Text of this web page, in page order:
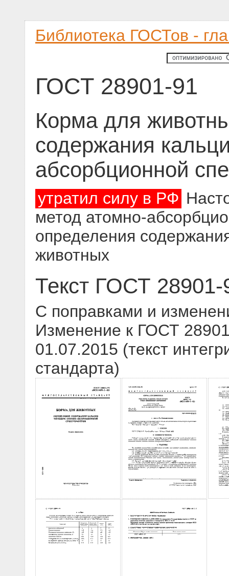
Библиотека ГОСТов -
ГОСТ 28901-91
Корма для
содержания
абсорбционной
утратил силу в РФ
метод атомно-
определения
животных
Текст ГОСТ 28901-
С поправками и
Изменение к ГОСТ
01.07.2015 (текст
стандарта)